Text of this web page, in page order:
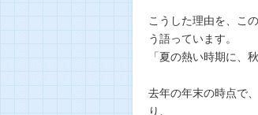
こうした理由を、こ
う語っています。
「夏の熱い時期に、
去年の年末の時点で
り、